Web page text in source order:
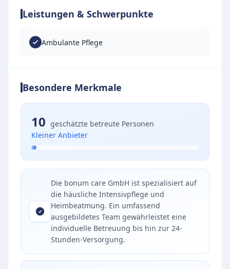
Leistungen & Schwerpunkte
Ambulante Pflege
Besondere Merkmale
10 geschätzte betreute Personen
Kleiner Anbieter
Die bonum care GmbH ist spezialisiert auf
die häusliche Intensivpflege und
Heimbeatmung. Ein umfassend
ausgebildetes Team gewährleistet eine
individuelle Betreuung bis hin zur 24-
Stunden-Versorgung.